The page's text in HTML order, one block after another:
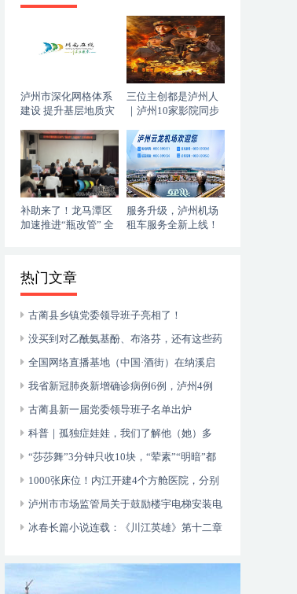
泸州市深化网格体系
建设 提升基层地质灾
三位主创都是泸州人
｜泸州10家影院同步
今日登陆全国院线
补助来了！龙马潭区
加速推进“瓶改管” 全
服务升级，泸州机场
租车服务全新上线！
热门文章
古蔺县乡镇党委领导班子亮相了！
没买到对乙酰氨基酚、布洛芬，还有这些药
可以临时替代
全国网络直播基地（中国·酒街）在纳溪启
动运行
我省新冠肺炎新增确诊病例6例，泸州4例
古蔺县新一届党委领导班子名单出炉
科普｜孤独症娃娃，我们了解他（她）多
少？
“莎莎舞”3分钟只收10块，“荤素”“明暗”都
有，还可以······
1000张床位！内江开建4个方舱医院，分别
位于——
泸州市市场监管局关于鼓励楼宇电梯安装电
动自行车智能阻止系统的倡议书
冰春长篇小说连载：《川江英雄》第十二章